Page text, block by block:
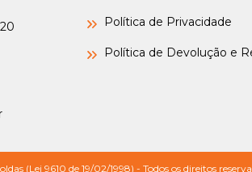
Política de Privacidade
Política de Devolução e
(Lei 9610 de 19/02/1998) - Todos os direitos